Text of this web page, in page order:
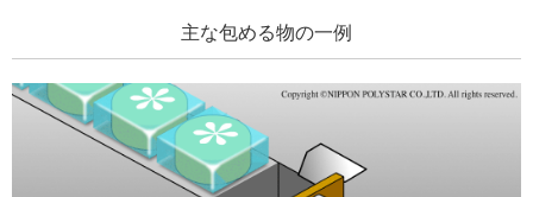
主な包める物の一例